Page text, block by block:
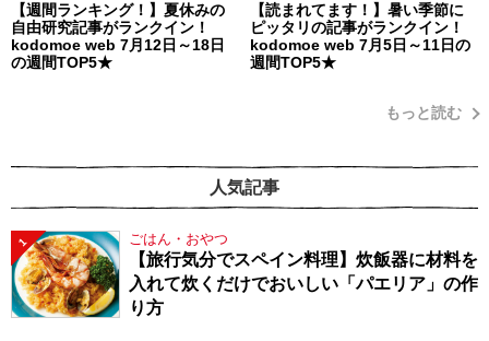
【週間ランキング！】夏休みの
自由研究記事がランクイン！
kodomoe web 7月12日～18日
の週間TOP5★
【読まれてます！】暑い季節に
ピッタリの記事がランクイン！
kodomoe web 7月5日～11日の
週間TOP5★
もっと読む
人気記事
1 ごはん・おやつ
【旅行気分でスペイン料理】炊飯器に材料を
入れて炊くだけでおいしい「パエリア」の作
り方